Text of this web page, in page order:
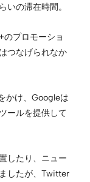
いの滞在時間。
プロモーショ
つなげられなか
かけ、Googleは
ールを提供して
したり、ニュー
したが、Twitter